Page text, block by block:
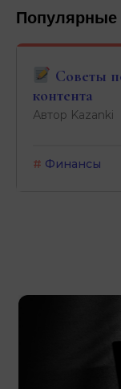
Популярные
Этика в
выгоднее
Автор Kazanki
# Финансы